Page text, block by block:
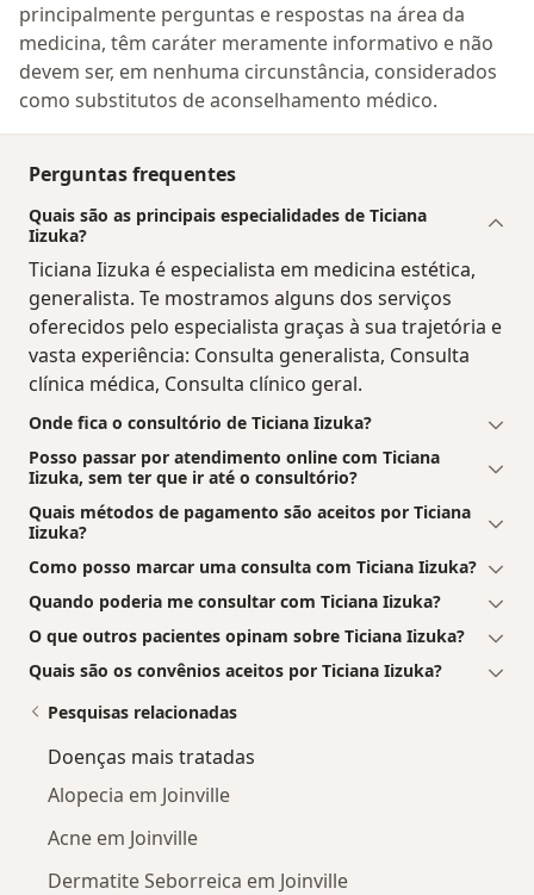
principalmente perguntas e respostas na área da
medicina, têm caráter meramente informativo e não
devem ser, em nenhuma circunstância, considerados
como substitutos de aconselhamento médico.
Perguntas frequentes
Quais são as principais especialidades de Ticiana
Iizuka?
Ticiana Iizuka é especialista em medicina estética,
generalista. Te mostramos alguns dos serviços
oferecidos pelo especialista graças à sua trajetória e
vasta experiência: Consulta generalista, Consulta
clínica médica, Consulta clínico geral.
Onde fica o consultório de Ticiana Iizuka?
Posso passar por atendimento online com Ticiana
Iizuka, sem ter que ir até o consultório?
Quais métodos de pagamento são aceitos por Ticiana
Iizuka?
Como posso marcar uma consulta com Ticiana Iizuka?
Quando poderia me consultar com Ticiana Iizuka?
O que outros pacientes opinam sobre Ticiana Iizuka?
Quais são os convênios aceitos por Ticiana Iizuka?
Pesquisas relacionadas
Doenças mais tratadas
Alopecia em Joinville
Acne em Joinville
Dermatite Seborreica em Joinville